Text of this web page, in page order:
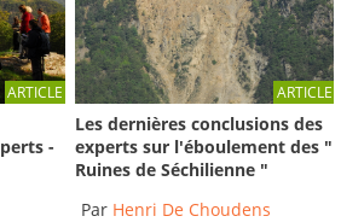
ARTICLE
-
ARTICLE
Les dernières conclusions des
experts sur l'éboulement des "
Ruines de Séchilienne "
Par Henri De Choudens